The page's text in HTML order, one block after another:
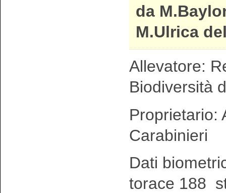
da
M.Ulrica
Allevatore:
Biodiversità
Proprietario:
Carabinieri
Dati
torace 188